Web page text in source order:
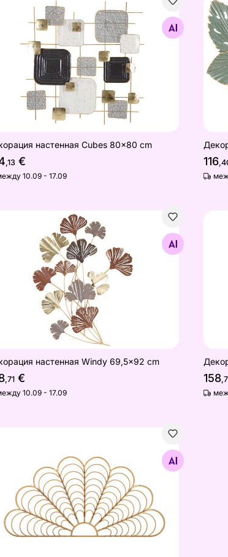
настенная Cubes 80x80 cm
Найдите похожие
настенная Cubes 80x80 cm
,13 €
10.09 - 17.09
116
настенная Windy 69,5x92 cm
Найдите похожие
настенная Windy 69,5x92 cm
,71 €
10.09 - 17.09
158
украшение Panama 80х160 см,
Найдите похожие